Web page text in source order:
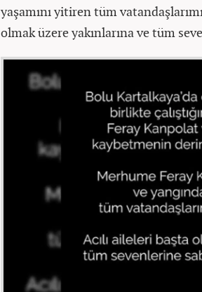
yaşamını yitiren tüm
olmak üzere yakınlarına ve tüm